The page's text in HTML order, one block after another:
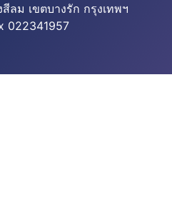
ม เขตบางรัก กรุงเทพฯ
022341957